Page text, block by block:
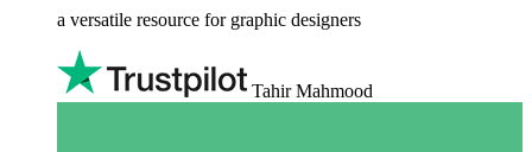
a versatile resource for graphic designers
Tahir Mahmood